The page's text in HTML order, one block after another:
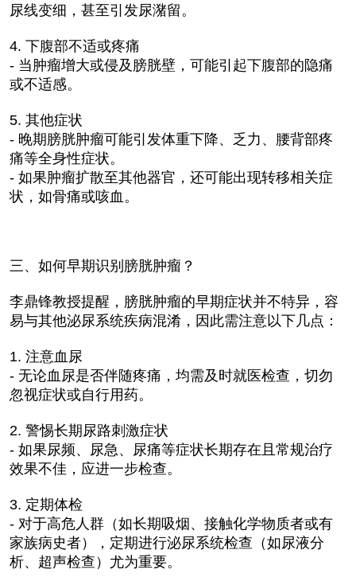
尿线变细，甚至引发尿潴留。
4. 下腹部不适或疼痛
- 当肿瘤增大或侵及膀胱壁，可能引起下腹部的隐痛
或不适感。
5. 其他症状
- 晚期膀胱肿瘤可能引发体重下降、乏力、腰背部疼
痛等全身性症状。
- 如果肿瘤扩散至其他器官，还可能出现转移相关症
状，如骨痛或咳血。
三、如何早期识别膀胱肿瘤？
李鼎锋教授提醒，膀胱肿瘤的早期症状并不特异，容
易与其他泌尿系统疾病混淆，因此需注意以下几点：
1. 注意血尿
- 无论血尿是否伴随疼痛，均需及时就医检查，切勿
忽视症状或自行用药。
2. 警惕长期尿路刺激症状
- 如果尿频、尿急、尿痛等症状长期存在且常规治疗
效果不佳，应进一步检查。
3. 定期体检
- 对于高危人群（如长期吸烟、接触化学物质者或有
家族病史者），定期进行泌尿系统检查（如尿液分
析、超声检查）尤为重要。